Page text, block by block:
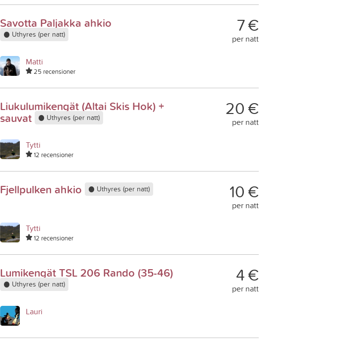
7 €
per natt
Savotta Paljakka ahkio
Uthyres (per natt)
Matti
25 recensioner
20 €
per natt
Liukulumikengät (Altai Skis Hok) +
sauvat Uthyres (per natt)
Tytti
12 recensioner
10 €
per natt
Fjellpulken ahkio Uthyres (per natt)
Tytti
12 recensioner
4 €
per natt
Lumikengät TSL 206 Rando (35-46)
Uthyres (per natt)
Lauri